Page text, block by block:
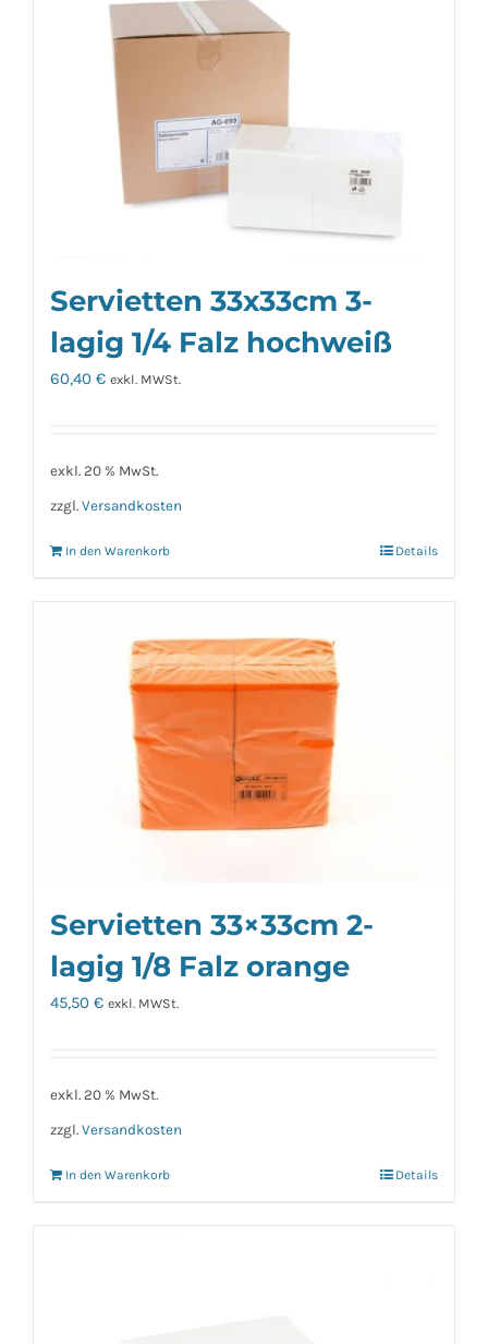
Servietten 33x33cm 3-
lagig 1/4 Falz hochweiß
60,40 € exkl. MWSt.
exkl. 20 % MwSt.
zzgl. Versandkosten
In den Warenkorb Details
Servietten 33×33cm 2-
lagig 1/8 Falz orange
45,50 € exkl. MWSt.
exkl. 20 % MwSt.
zzgl. Versandkosten
In den Warenkorb Details